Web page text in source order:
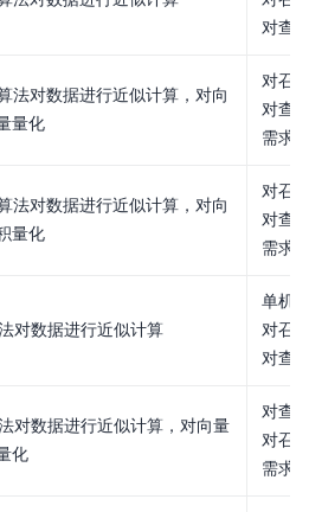
对查
法对数据进行近似计算，对向
量化
对召
对查
需求
法对数据进行近似计算，对向
量化
对召
对查
需求
对数据进行近似计算
单机
对召
对查
对数据进行近似计算，对向量
化
对查
对召
需求